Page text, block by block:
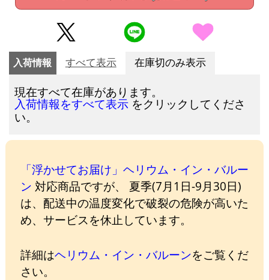
入荷情報 すべて表示 在庫切のみ表示
現在すべて在庫があります。
入荷情報をすべて表示 をクリックしてくださ
い。
「浮かせてお届け」ヘリウム・イン・バルー
ン 対応商品ですが、 夏季(7月1日-9月30日)
は、配送中の温度変化で破裂の危険が高いた
め、サービスを休止しています。
詳細はヘリウム・イン・バルーンをご覧くだ
さい。